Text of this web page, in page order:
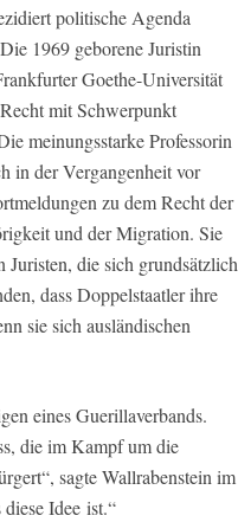
politische Agenda
1969 geborene Juristin
Goethe-Universität
mit Schwerpunkt
meinungsstarke Professorin
in der Vergangenheit vor
zu dem Recht der
und der Migration. Sie
Juristen, die sich grundsätzlich
dass Doppelstaatler ihre
sie sich ausländischen
eines Guerillaverbands.
die im Kampf um die
sagte Wallrabenstein im
Idee ist.“